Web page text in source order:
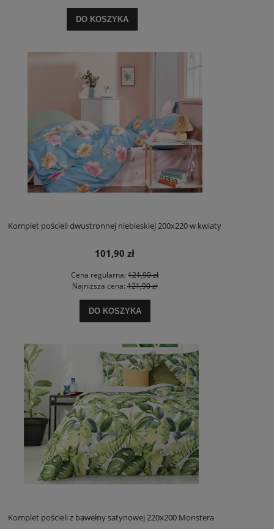
DO KOSZYKA
Komplet pościeli dwustronnej niebieskiej 200x220 w kwiaty
101,90 zł
Cena regularna: 121,90 zł
Najniższa cena:121,90 zł
DO KOSZYKA
Komplet pościeli z bawełny satynowej 220x200 Monstera